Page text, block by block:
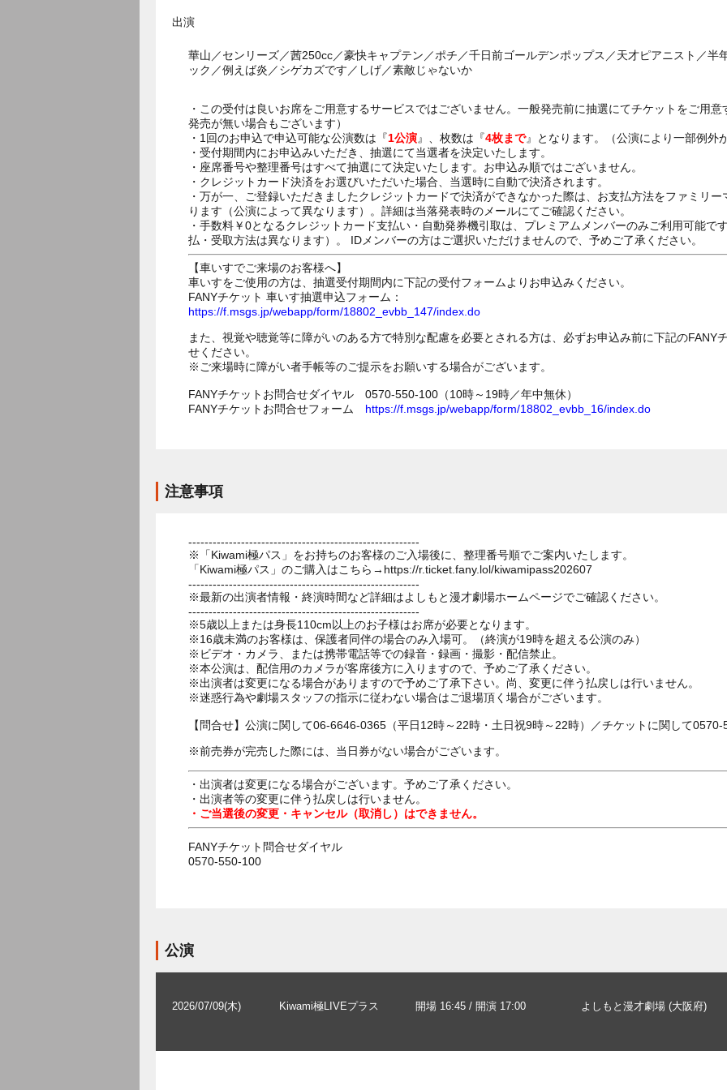
出演
華山／センリーズ／茜250cc／豪快キャプテン／ポチ／千日前ゴールデンポップス／天才ピアニスト／半
ック／例えば炎／シゲカズです／しげ／素敵じゃないか
・この受付は良いお席をご用意するサービスではございません。一般発売前に抽選にてチケットをご用
発売が無い場合もございます）
・1回のお申込で申込可能な公演数は『1公演』、枚数は『4枚まで』となります。（公演により一部例外
・受付期間内にお申込みいただき、抽選にて当選者を決定いたします。
・座席番号や整理番号はすべて抽選にて決定いたします。お申込み順ではございません。
・クレジットカード決済をお選びいただいた場合、当選時に自動で決済されます。
・万が一、ご登録いただきましたクレジットカードで決済ができなかった際は、お支払方法をファミリ
ります（公演によって異なります）。詳細は当落発表時のメールにてご確認ください。
・手数料￥0となるクレジットカード支払い・自動発券機引取は、プレミアムメンバーのみご利用可能で
払・受取方法は異なります）。 IDメンバーの方はご選択いただけませんので、予めご了承ください。
【車いすでご来場のお客様へ】
車いすをご使用の方は、抽選受付期間内に下記の受付フォームよりお申込みください。
FANYチケット 車いす抽選申込フォーム：
https://f.msgs.jp/webapp/form/18802_evbb_147/index.do
また、視覚や聴覚等に障がいのある方で特別な配慮を必要とされる方は、必ずお申込み前に下記のFANY
せください。
※ご来場時に障がい者手帳等のご提示をお願いする場合がございます。
FANYチケットお問合せダイヤル 0570-550-100（10時～19時／年中無休）
FANYチケットお問合せフォーム https://f.msgs.jp/webapp/form/18802_evbb_16/index.do
注意事項
---------------------------------------------------------
※「Kiwami極パス」をお持ちのお客様のご入場後に、整理番号順でご案内いたします。
「Kiwami極パス」のご購入はこちら→https://r.ticket.fany.lol/kiwamipass202607
---------------------------------------------------------
※最新の出演者情報・終演時間など詳細はよしもと漫才劇場ホームページでご確認ください。
---------------------------------------------------------
※5歳以上または身長110cm以上のお子様はお席が必要となります。
※16歳未満のお客様は、保護者同伴の場合のみ入場可。（終演が19時を超える公演のみ）
※ビデオ・カメラ、または携帯電話等での録音・録画・撮影・配信禁止。
※本公演は、配信用のカメラが客席後方に入りますので、予めご了承ください。
※出演者は変更になる場合がありますので予めご了承下さい。尚、変更に伴う払戻しは行いません。
※迷惑行為や劇場スタッフの指示に従わない場合はご退場頂く場合がございます。
【問合せ】公演に関して06-6646-0365（平日12時～22時・土日祝9時～22時）／チケットに関して0570-
※前売券が完売した際には、当日券がない場合がございます。
・出演者は変更になる場合がございます。予めご了承ください。
・出演者等の変更に伴う払戻しは行いません。
・ご当選後の変更・キャンセル（取消し）はできません。
FANYチケット問合せダイヤル
0570-550-100
公演
2026/07/09(木) Kiwami極LIVEプラス 開場 16:45 / 開演 17:00 よしもと漫才劇場 (大阪府)